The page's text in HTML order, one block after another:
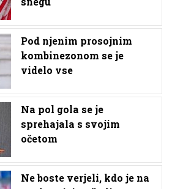
Pod njenim prosojnim
kombinezonom se je
videlo vse
Na pol gola se je
sprehajala s svojim
očetom
Ne boste verjeli, kdo je na